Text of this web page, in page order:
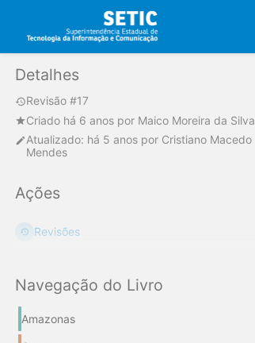
Detalhes
Revisão #17
Criado há 6 anos por Maico Moreira da Silva
Atualizado: há 5 anos por Cristiano Macedo
Mendes
Ações
Revisões
Navegação do Livro
Amazonas